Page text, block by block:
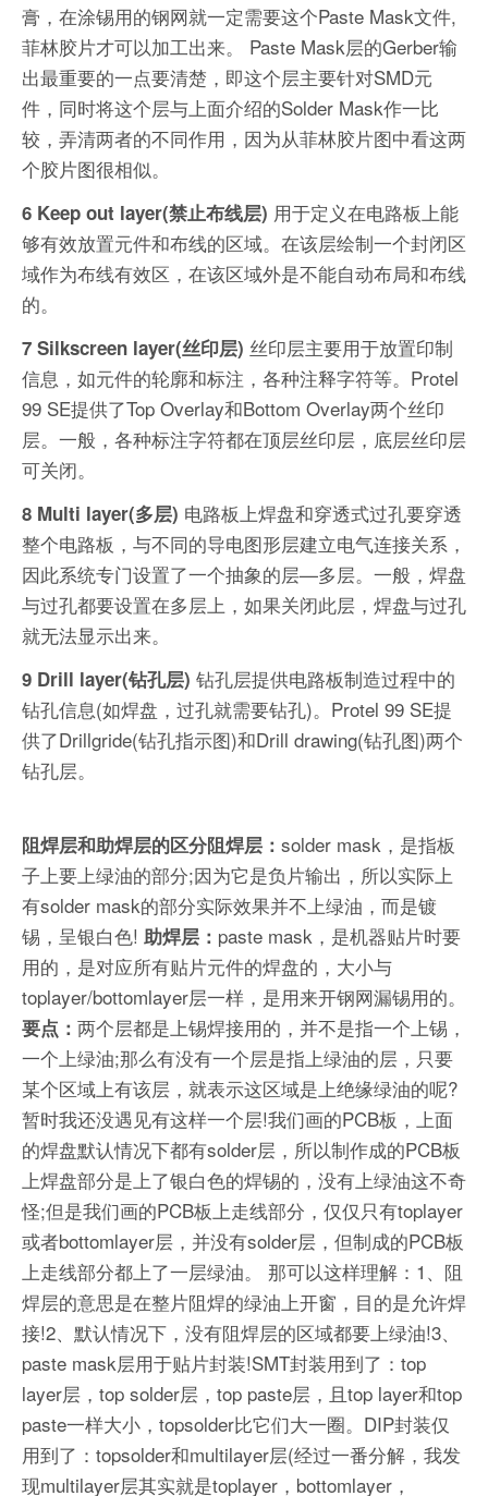
膏，在涂锡用的钢网就一定需要这个Paste Mask文件,
菲林胶片才可以加工出来。 Paste Mask层的Gerber输
出最重要的一点要清楚，即这个层主要针对SMD元
件，同时将这个层与上面介绍的Solder Mask作一比
较，弄清两者的不同作用，因为从菲林胶片图中看这两
个胶片图很相似。
6 Keep out layer(禁止布线层) 用于定义在电路板上能
够有效放置元件和布线的区域。在该层绘制一个封闭区
域作为布线有效区，在该区域外是不能自动布局和布线
的。
7 Silkscreen layer(丝印层) 丝印层主要用于放置印制
信息，如元件的轮廓和标注，各种注释字符等。Protel
99 SE提供了Top Overlay和Bottom Overlay两个丝印
层。一般，各种标注字符都在顶层丝印层，底层丝印层
可关闭。
8 Multi layer(多层) 电路板上焊盘和穿透式过孔要穿透
整个电路板，与不同的导电图形层建立电气连接关系，
因此系统专门设置了一个抽象的层—多层。一般，焊盘
与过孔都要设置在多层上，如果关闭此层，焊盘与过孔
就无法显示出来。
9 Drill layer(钻孔层) 钻孔层提供电路板制造过程中的
钻孔信息(如焊盘，过孔就需要钻孔)。Protel 99 SE提
供了Drillgride(钻孔指示图)和Drill drawing(钻孔图)两个
钻孔层。
阻焊层和助焊层的区分阻焊层： solder mask，是指板
子上要上绿油的部分;因为它是负片输出，所以实际上
有solder mask的部分实际效果并不上绿油，而是镀
锡，呈银白色! 助焊层： paste mask，是机器贴片时要
用的，是对应所有贴片元件的焊盘的，大小与
toplayer/bottomlayer层一样，是用来开钢网漏锡用的。
要点： 两个层都是上锡焊接用的，并不是指一个上锡，
一个上绿油;那么有没有一个层是指上绿油的层，只要
某个区域上有该层，就表示这区域是上绝缘绿油的呢?
暂时我还没遇见有这样一个层!我们画的PCB板，上面
的焊盘默认情况下都有solder层，所以制作成的PCB板
上焊盘部分是上了银白色的焊锡的，没有上绿油这不奇
怪;但是我们画的PCB板上走线部分，仅仅只有toplayer
或者bottomlayer层，并没有solder层，但制成的PCB板
上走线部分都上了一层绿油。 那可以这样理解：1、阻
焊层的意思是在整片阻焊的绿油上开窗，目的是允许焊
接!2、默认情况下，没有阻焊层的区域都要上绿油!3、
paste mask层用于贴片封装!SMT封装用到了：top
layer层，top solder层，top paste层，且top layer和top
paste一样大小，topsolder比它们大一圈。DIP封装仅
用到了：topsolder和multilayer层(经过一番分解，我发
现multilayer层其实就是toplayer，bottomlayer，